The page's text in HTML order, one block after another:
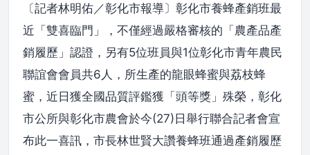
〔記者林明佑／彰化市報導〕彰化市養蜂產銷班最
近「雙喜臨門」，不僅經過嚴格審核的「農產品產
銷履歷」認證，另有5位班員與1位彰化市青年農民
聯誼會會員共6人，所生產的龍眼蜂蜜與荔枝蜂
蜜，近日獲全國品質評鑑獲「頭等獎」殊榮，彰化
市公所與彰化市農會於今(27)日舉行聯合記者會宣
布此一喜訊，市長林世賢大讚養蜂班通過產銷履歷